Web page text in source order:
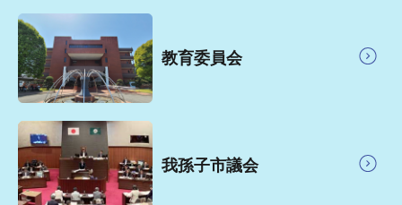
教育委員会
我孫子市議会